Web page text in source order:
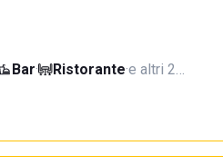
Bar· Ristorante·e altri 2…